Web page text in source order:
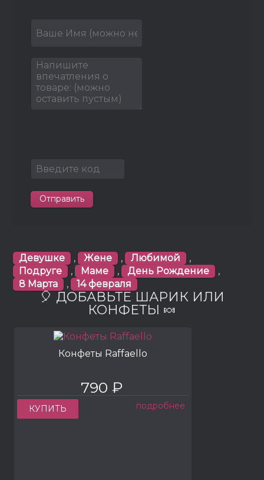
Отправить
Девушке , Жене , Любимой
,
Подруге
, Маме , День Рождение
,
8 Марта
, 14 февраля
🎈 ДОБАВЬТЕ ШАРИК ИЛИ
КОНФЕТЫ 🍬
Конфеты Raffaello
790 ₽
КУПИТЬ подробнее